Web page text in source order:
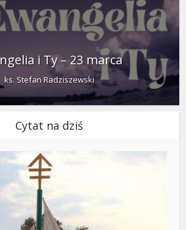
i Ty – 23 marca
ks. Stefan Radziszewski
Cytat na dziś